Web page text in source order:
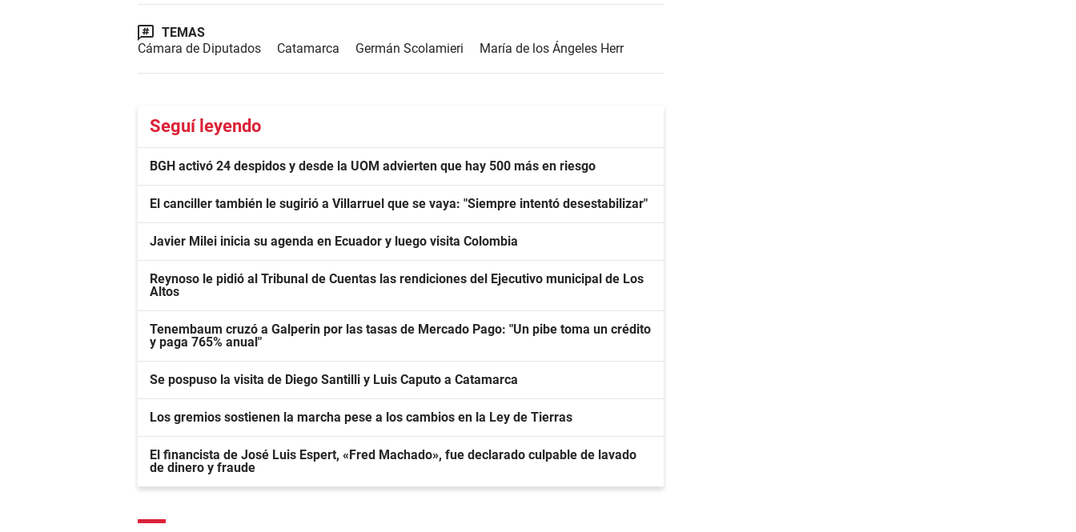
TEMAS
Cámara de Diputados
Catamarca Germán Scolamieri María de los Ángeles Herr
Seguí leyendo
BGH activó 24 despidos y desde la UOM advierten que hay 500 más en riesgo
El canciller también le sugirió a Villarruel que se vaya: "Siempre intentó desestabilizar"
Javier Milei inicia su agenda en Ecuador y luego visita Colombia
Reynoso le pidió al Tribunal de Cuentas las rendiciones del Ejecutivo municipal de Los
Altos
Tenembaum cruzó a Galperin por las tasas de Mercado Pago: "Un pibe toma un crédito
y paga 765% anual"
Se pospuso la visita de Diego Santilli y Luis Caputo a Catamarca
Los gremios sostienen la marcha pese a los cambios en la Ley de Tierras
El financista de José Luis Espert, «Fred Machado», fue declarado culpable de lavado
de dinero y fraude